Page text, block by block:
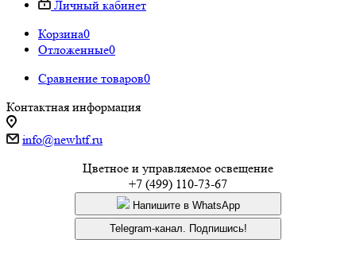
Личный кабинет
Корзина0
Отложенные0
Сравнение товаров0
Контактная информация
info@newhtf.ru
Цветное и управляемое освещение
+7 (499) 110-73-67
Напишите в WhatsApp
Telegram-канал. Подпишись!